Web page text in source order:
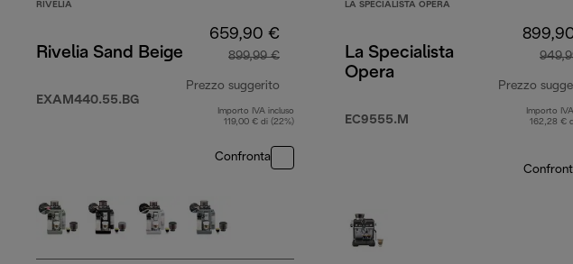
RIVELIA
Rivelia Sand Beige
EXAM440.55.BG
659,90 €
899,99 €
Prezzo suggerito
prezzo originale 899,99 €
Importo IVA incluso
119,00 € di (22%)
Confronta
LA SPECIALISTA OPERA
La Specialista
Opera
EC9555.M
Prezzo
Importo
162,28 €